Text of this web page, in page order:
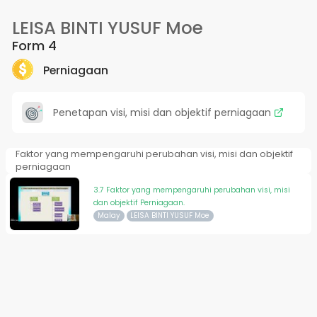
LEISA BINTI YUSUF Moe
Form 4
Perniagaan
Penetapan visi, misi dan objektif perniagaan
Faktor yang mempengaruhi perubahan visi, misi dan objektif
perniagaan
3.7 Faktor yang mempengaruhi perubahan visi, misi
dan objektif Perniagaan.
Malay LEISA BINTI YUSUF Moe